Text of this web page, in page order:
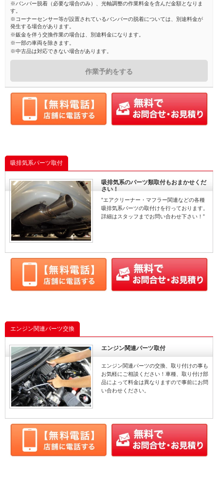
※バンパー脱着（必要な場合のみ）、光軸調整の作業料金を含んだ金額となりま
す。
※コーナーセンサー等が設置されているバンパーの脱着については、別途料金が
発生する場合があります。
※鈑金を伴う交換作業の場合は、別途料金になります。
※一部の車両を除きます。
※中古品は対応できない場合があります。
作業予約をする
吸排気系パーツ取付
吸排気系のパーツ類取付もおまかせくだ
さい！
”エアクリーナー・マフラー関連などの各種
吸排気系パーツの取付けを行っております。
詳細はスタッフまでお問い合わせ下さい！”
エンジン関連パーツ交換
エンジン関連パーツ取付
エンジン関連パーツの交換、取り付けの事も
お気軽にご相談ください！車種、取り付け部
品によって料金は異なりますので事前にお問
い合わせください。